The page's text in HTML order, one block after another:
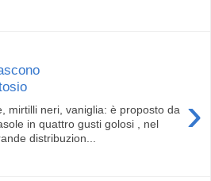
›
mirtilli neri, vaniglia: è proposto da
in quattro gusti golosi , nel
distribuzion...